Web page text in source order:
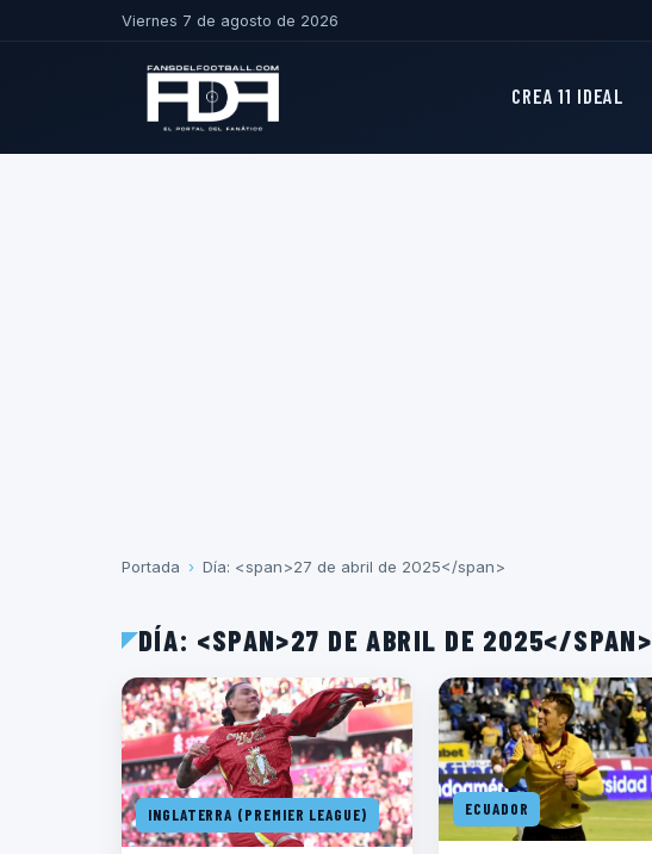
Viernes 7 de agosto de 2026
CREA 11 IDEAL
Portada › Día: <span>27 de abril de 2025</span>
DÍA: <SPAN>27 DE ABRIL DE 2025</SPAN>
INGLATERRA (PREMIER LEAGUE) ECUADOR